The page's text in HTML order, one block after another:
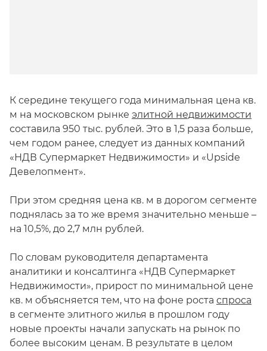
К середине текущего года минимальная цена кв.
м на московском рынке элитной недвижимости
составила 950 тыс. рублей. Это в 1,5 раза больше,
чем годом ранее, следует из данных компаний
«НДВ Супермаркет Недвижимости» и «Upside
Девелопмент».
При этом средняя цена кв. м в дорогом сегменте
поднялась за то же время значительно меньше –
на 10,5%, до 2,7 млн рублей.
По словам руководителя департамента
аналитики и консалтинга «НДВ Супермаркет
Недвижимости», прирост по минимальной цене
кв. м объясняется тем, что на фоне роста спроса
в сегменте элитного жилья в прошлом году
новые проекты начали запускать на рынок по
более высоким ценам. В результате в целом